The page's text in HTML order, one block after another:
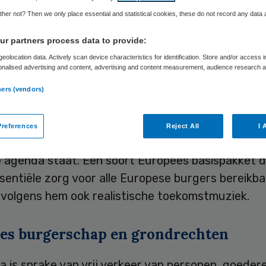
Skipr Redactie 26 juli 2010,12:46
voorzitter van de Wetenschappelijke
impact op gezondheidsgebied. Zo voorziet
voor alle Europese burgers binnen vijf á tien
agenda staat. Een soort Europees basispakket
zorg voor alle Europese burgers
hem ook realistische toekomstmuziek.
burgerschap en grondrechten
not? Then we only place essential and statistical cookies, these do not record any data
partners process data to provide:
data. Actively scan device characteristics for identification. Store and/or access
advertising and content, advertising and content measurement, audience research
(vendors)
Reject All I